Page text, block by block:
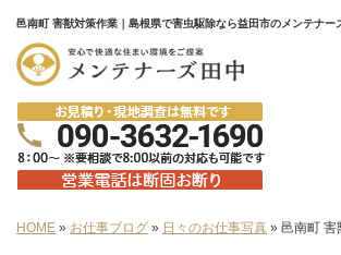
邑南町 害獣対策作業｜島根県で害虫駆除なら益田市のメンテナー
HOME » お仕事ブログ » 日々のお仕事写真 » 邑南町 害